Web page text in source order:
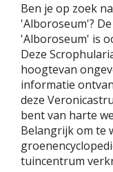
Ben je op zoek
'Alboroseum'?
'Alboroseum' is
Deze
hoogtevan
informatie
deze
bent van harte
Belangrijk om te
tuincentrum